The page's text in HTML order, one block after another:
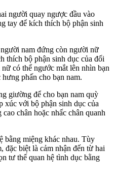
người quay ngược đầu vào
tay để kích thích bộ phận sinh
nam đứng còn người nữ
thích bộ phận sinh dục của đối
có thể ngước mắt lên nhìn bạn
hưng phấn cho bạn nam.
giường để cho bạn nam quỳ
xúc với bộ phận sinh dục của
chân hoặc nhấc chân quanh
bằng miệng khác nhau. Tùy
đặc biệt là cảm nhận đến từ hai
tư thế quan hệ tình dục bằng